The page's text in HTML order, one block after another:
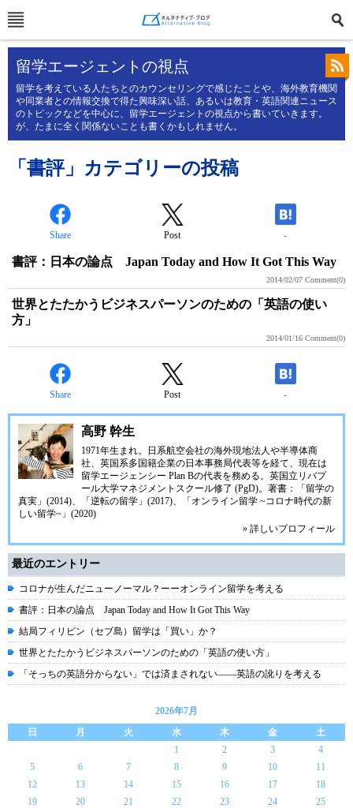
留学エージェントの視点
留学を考えている人たちとのカウンセリングで感じたことや、海外教育機関
や同業者との情報交換で得た興味深い話、あるいは教育・英語関連ニュース
のトピックなどを中心に、留学エージェントの視点から書いていきます。
が、たまに全く関係ないことも書くかもしれません。
「書評」カテゴリーの投稿
Share Post -
書評：日本の論点 Japan Today and How It Got This Way
2014/02/07 Comment(0)
世界とたたかうビジネスパーソンのための「英語の使い
方」
2014/01/16 Comment(0)
Share Post -
高野 幹生
1971年生まれ。日系航空会社の海外現地法人や半導体商
社、英国系多国籍企業の日本事務局代表等を経て、現在は
留学エージェンシー Plan Bの代表を務める。英国立リバプ
ール大学マネジメントスクール修了 (PgD)。著書：「留学の
真実」(2014)、「逆転の留学」(2017)、「オンライン留学 ~コロナ時代の新
しい留学~」(2020)
» 詳しいプロフィール
最近のエントリー
コロナが生んだニューノーマル？ーーオンライン留学を考える
書評：日本の論点 Japan Today and How It Got This Way
結局フィリピン（セブ島）留学は「買い」か？
世界とたたかうビジネスパーソンのための「英語の使い方」
「そっちの英語分からない」では済まされない――英語の訛りを考える
2026年7月
日
月 火 水 木 金
土
1
2 3
4
5
6 7 8 9 10
11
12
13 14 15 16 17
18
19
20 21 22 23 24
25